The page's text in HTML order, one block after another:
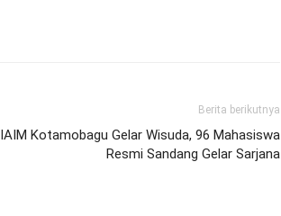
Berita berikutnya
IAIM Kotamobagu Gelar Wisuda, 96 Mahasiswa
Resmi Sandang Gelar Sarjana